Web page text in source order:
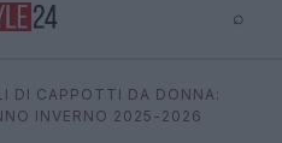
⌕
⌕
DI CAPPOTTI DA DONNA:
INVERNO 2025-2026